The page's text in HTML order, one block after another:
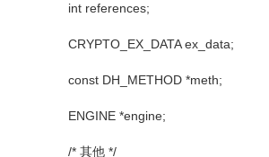
int references;
CRYPTO_EX_DATA ex_data;
const DH_METHOD *meth;
ENGINE *engine;
/* 其他 */